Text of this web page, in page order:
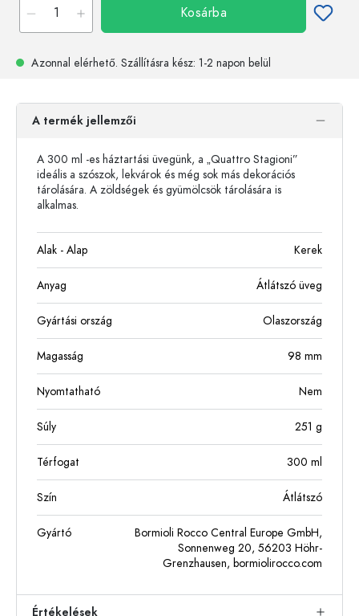
Kosárba
Azonnal elérhető. Szállításra kész: 1-2 napon belül
A termék jellemzői
A 300 ml -es háztartási üvegünk, a „Quattro Stagioni”
ideális a szószok, lekvárok és még sok más dekorációs
tárolására. A zöldségek és gyümölcsök tárolására is
alkalmas.
Alak - Alap Kerek
Anyag Átlátszó üveg
Gyártási ország Olaszország
Magasság 98 mm
Nyomtatható Nem
Súly 251 g
Térfogat 300 ml
Szín Átlátszó
Gyártó
Bormioli Rocco Central Europe GmbH,
Sonnenweg 20, 56203 Höhr-
Grenzhausen, bormiolirocco.com
Értékelések